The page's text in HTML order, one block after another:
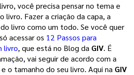
você precisa pensar no tema e
Fazer a criação da capa, a
livro como um todo. Se você quer
acessar os 12 Passos para
livro, que está no Blog da GIV. É
vai seguir de acordo com a
o tamanho do seu livro. Aqui na GIV